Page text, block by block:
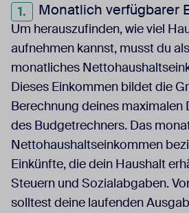
Monatlich verfügbarer
Um herauszufinden, wie viel
aufnehmen kannst, musst du
monatliches
Dieses Einkommen bildet die
Berechnung deines maximalen
des Budgetrechners. Das
Nettohaushaltseinkommen
Einkünfte, die dein Haushalt
Steuern und Sozialabgaben.
solltest deine laufenden